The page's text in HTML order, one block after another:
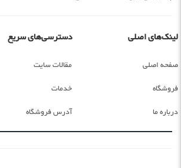
لینک‌های اصلی
صفحه اصلی
فروشگاه
درباره ما
دسترسی‌های سریع
مقالات سایت
خدمات
آدرس فروشگاه